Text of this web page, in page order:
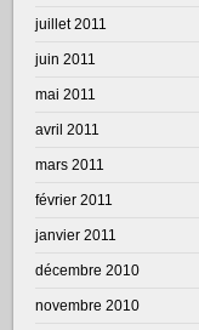
juillet 2011
juin 2011
mai 2011
avril 2011
mars 2011
février 2011
janvier 2011
décembre 2010
novembre 2010